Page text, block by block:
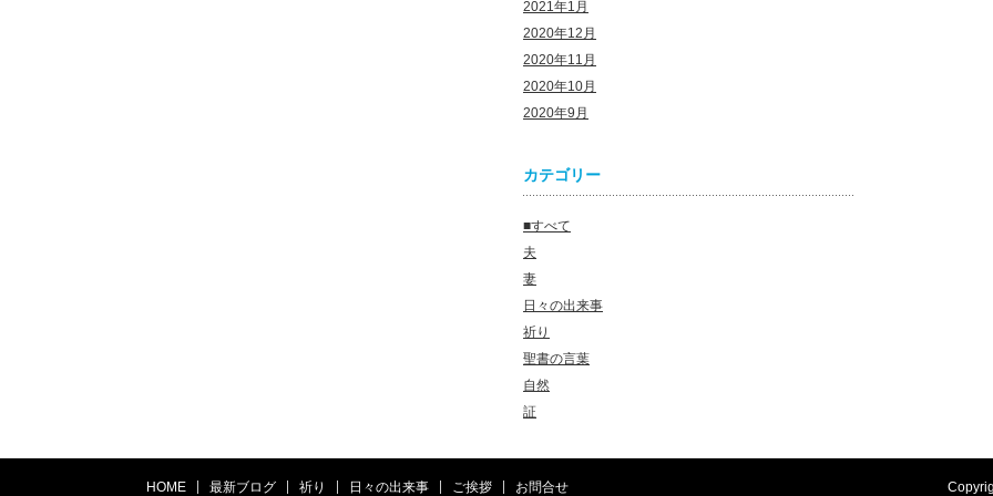
2021年1月
2020年12月
2020年11月
2020年10月
2020年9月
カテゴリー
■すべて
夫
妻
日々の出来事
祈り
聖書の言葉
自然
証
HOME 最新ブログ 祈り 日々の出来事 ご挨拶 お問合せ